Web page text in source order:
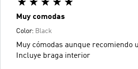
Muy comodas
Color: Black
Muy cómodas aunque recomiendo
Incluye braga interior